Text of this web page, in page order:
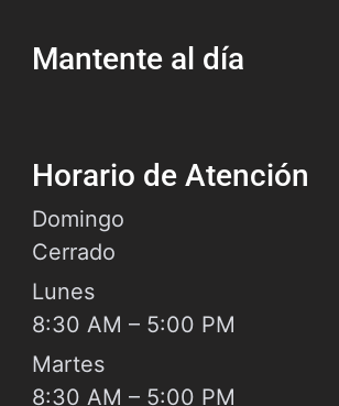
Mantente al día
Horario de Atención
Domingo
Cerrado
Lunes
8:30 AM – 5:00 PM
Martes
8:30 AM – 5:00 PM